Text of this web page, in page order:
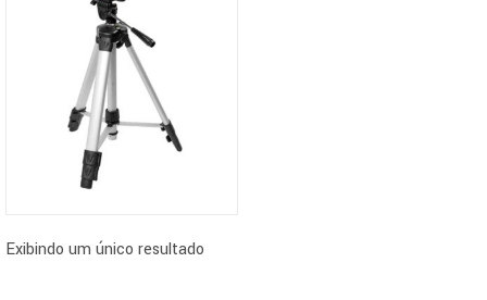
Exibindo um único resultado